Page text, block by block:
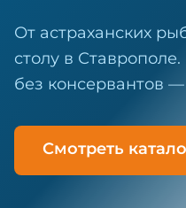
От астраханских
столу в
без консервантов
Смотреть